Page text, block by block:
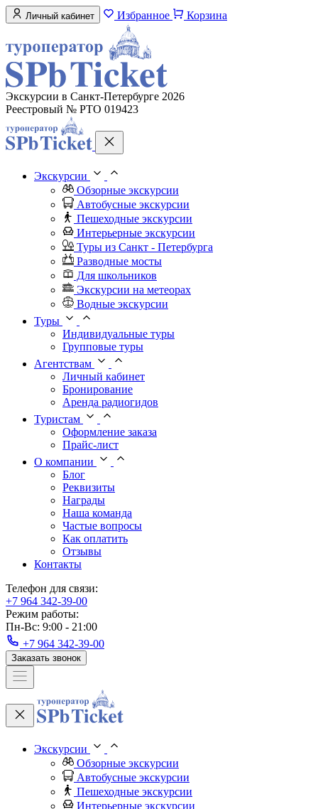
Личный кабинет Избранное Корзина
Экскурсии в Санкт-Петербурге 2026
Реестровый № РТО 019423
Экскурсии
Обзорные экскурсии
Автобусные экскурсии
Пешеходные экскурсии
Интерьерные экскурсии
Туры из Санкт - Петербурга
Разводные мосты
Для школьников
Экскурсии на метеорах
Водные экскурсии
Туры
Индивидуальные туры
Групповые туры
Агентствам
Личный кабинет
Бронирование
Аренда радиогидов
Туристам
Оформление заказа
Прайс-лист
О компании
Блог
Реквизиты
Награды
Наша команда
Частые вопросы
Как оплатить
Отзывы
Контакты
Телефон для связи:
+7 964 342-39-00
Режим работы:
Пн-Вс: 9:00 - 21:00
+7 964 342-39-00
Заказать звонок
Экскурсии
Обзорные экскурсии
Автобусные экскурсии
Пешеходные экскурсии
Интерьерные экскурсии